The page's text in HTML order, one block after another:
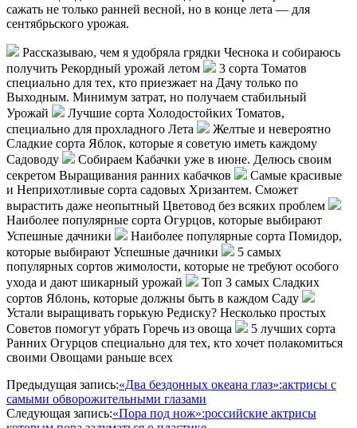
сажать не только ранней весной, но в конце лета — для
сентябрьского урожая.
Рассказываю, чем я удобряла грядки Чеснока и собираюсь
получить Рекордный урожай летом
3 сорта Томатов
специально для тех, кто приезжает на Дачу только по
Выходным. Минимум затрат, но получаем стабильный
Урожай
Лучшие сорта Холодостойких Томатов,
специально для прохладного Лета
Желтые и невероятно
Сладкие сорта Яблок, которые я советую иметь каждому
Садоводу
Собираем Кабачки уже в июне. Делюсь своим
секретом Выращивания ранних кабачков
Самые красивые
и Неприхотливые сорта садовых Хризантем. Сможет
вырастить даже неопытный Цветовод без всяких проблем
Наиболее популярные сорта Огурцов, которые выбирают
Успешные дачники
Наиболее популярные сорта Помидор,
которые выбирают Успешные дачники
5 самых
популярных сортов жимолости, которые не требуют особого
ухода и дают шикарный урожай
Топ 3 самых Сладких
сортов Яблонь, которые должны быть в каждом Саду
Устали выращивать горькую Редиску? Несколько простых
Советов помогут убрать Горечь из овоща
5 лучших сорта
Ранних Огурцов специально для тех, кто хочет полакомиться
своими Овощами раньше всех
2020-
05-
21
Предыдущая запись:«Два бездонных океана глаз»:актрисы с
самыми обворожительными глазами
Следующая запись:«Пора под нож»:российские актрисы